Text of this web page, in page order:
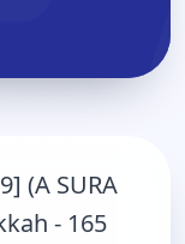
(A SURA
- 165